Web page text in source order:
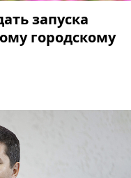
запуска
городскому